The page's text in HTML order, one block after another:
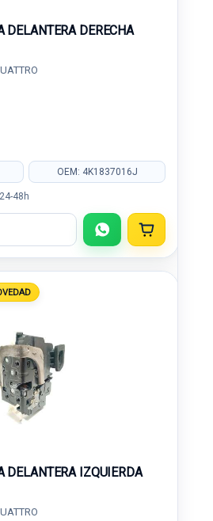
DELANTERA DERECHA
OEM: 4K1837016J
48h
DELANTERA IZQUIERDA